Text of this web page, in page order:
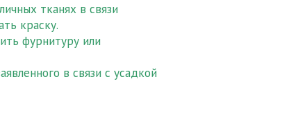
тканях в связи
краску.
фурнитуру или
в связи с усадкой